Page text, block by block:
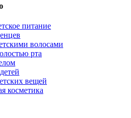
питание
волосами
рта
вещей
косметика